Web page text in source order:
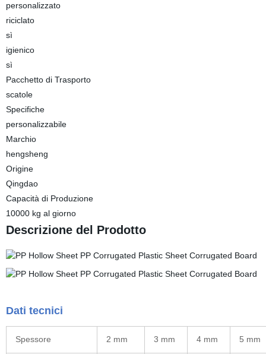
personalizzato
riciclato
sì
igienico
sì
Pacchetto di Trasporto
scatole
Specifiche
personalizzabile
Marchio
hengsheng
Origine
Qingdao
Capacità di Produzione
10000 kg al giorno
Descrizione del Prodotto
Dati tecnici
Spessore 2 mm 3 mm 4 mm 5 mm